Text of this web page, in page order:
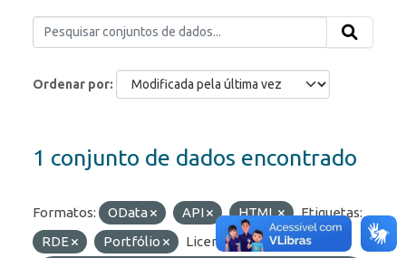
Ordenar por
1 conjunto de dados encontrado
Formatos: OData API HTML
Etiquetas:
RDE
Portfólio
Licenças: